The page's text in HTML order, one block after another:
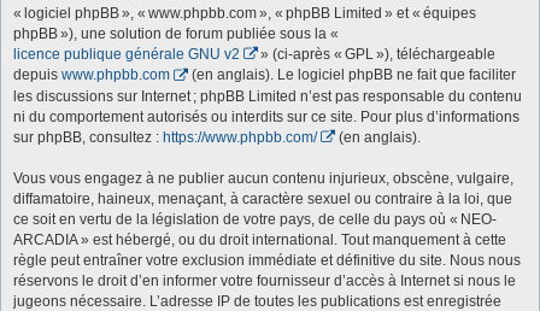
« logiciel phpBB », « www.phpbb.com », « phpBB Limited » et « équipes
phpBB »), une solution de forum publiée sous la «
licence publique générale GNU v2
» (ci-après « GPL »), téléchargeable
depuis www.phpbb.com
(en anglais). Le logiciel phpBB ne fait que faciliter
les discussions sur Internet ; phpBB Limited n’est pas responsable du contenu
ni du comportement autorisés ou interdits sur ce site. Pour plus d’informations
sur phpBB, consultez : https://www.phpbb.com/ (en anglais).
Vous vous engagez à ne publier aucun contenu injurieux, obscène, vulgaire,
diffamatoire, haineux, menaçant, à caractère sexuel ou contraire à la loi, que
ce soit en vertu de la législation de votre pays, de celle du pays où « NEO-
ARCADIA » est hébergé, ou du droit international. Tout manquement à cette
règle peut entraîner votre exclusion immédiate et définitive du site. Nous nous
réservons le droit d’en informer votre fournisseur d’accès à Internet si nous le
jugeons nécessaire. L’adresse IP de toutes les publications est enregistrée